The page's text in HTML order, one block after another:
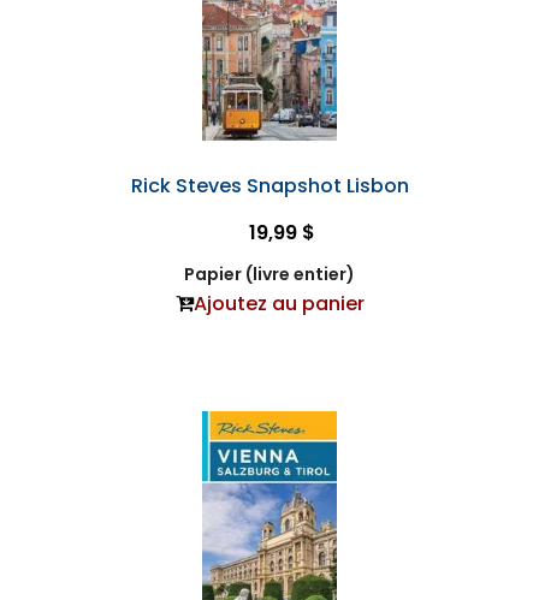
Rick Steves Snapshot Lisbon
19,99 $
Papier (livre entier)
Ajoutez au panier